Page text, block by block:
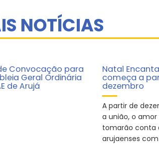
NOTÍCIAS
Convocação para
Geral Ordinária
de Arujá
Natal
começa a
dezembro
A partir de
a união, o
tomarão conta
arujaenses